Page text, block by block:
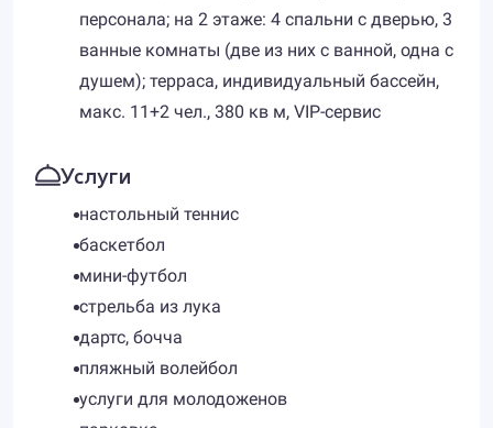
персонала; на 2 этаже: 4 спальни с дверью, 3
ванные комнаты (две из них с ванной, одна с
душем); терраса, индивидуальный бассейн,
макс. 11+2 чел., 380 кв м, VIP-сервис
Услуги
настольный теннис
баскетбол
мини-футбол
стрельба из лука
дартс, бочча
пляжный волейбол
услуги для молодоженов